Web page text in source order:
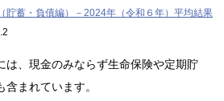
貯蓄・負債編）－2024年（令和６年）平均結果
は、現金のみならず生命保険や定期貯
まれています。